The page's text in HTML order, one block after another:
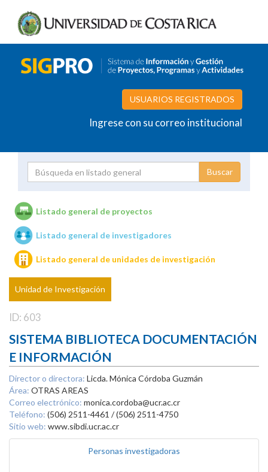
USUARIOS REGISTRADOS
Ingrese con su correo institucional
Unidades de investigación
Listado general de proyectos
Listado general de investigadores
Listado general de unidades de investigación
Unidad de Investigación
ID: 603
SISTEMA BIBLIOTECA DOCUMENTACIÓN
E INFORMACIÓN
Director o directora: Licda. Mónica Córdoba Guzmán
Área: OTRAS AREAS
Correo electrónico: monica.cordoba@ucr.ac.cr
Teléfono: (506) 2511-4461 / (506) 2511-4750
Sitio web: www.sibdi.ucr.ac.cr
Personas investigadoras